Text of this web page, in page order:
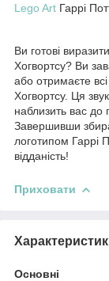
Lego Art Гаррі
Ви готові
Хогвортсу? Ви
або отримаєте
Хогвортсу. Ця
наблизить вас до
Завершивши
логотипом Гаррі
відданість!
Приховати
Основні